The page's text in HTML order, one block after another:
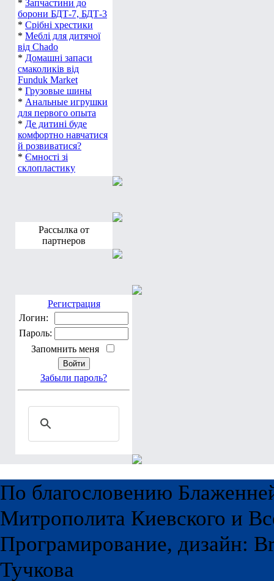
* Запчастини до
борони БДТ-7, БДТ-3
* Срібні хрестики
* Меблі для дитячої
від Chado
* Домашні запаси
смаколиків від
Funduk Market
* Грузовые шины
* Анальные игрушки
для первого опыта
* Де дитині буде
комфортно навчатися
й розвиватися?
* Ємності зі
склопластику
Рассылка от
партнеров
Регистрация
Логин:
Пароль:
Запомнить меня
Забыли пароль?
По благословению
Митрополита Киевского и
Програмирование, дизайн:
Тучкова